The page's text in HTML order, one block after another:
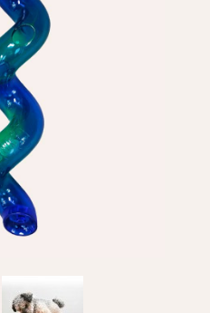
доставка
лояльности
Нас